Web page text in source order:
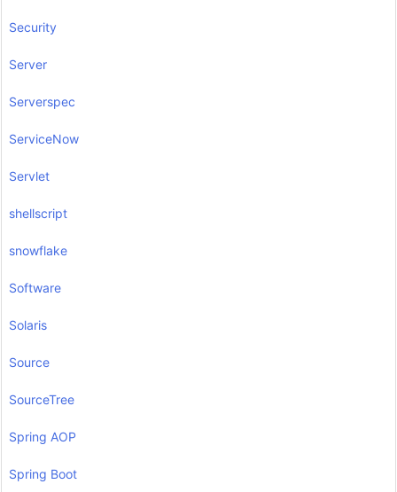
Security
Server
Serverspec
ServiceNow
Servlet
shellscript
snowflake
Software
Solaris
Source
SourceTree
Spring AOP
Spring Boot